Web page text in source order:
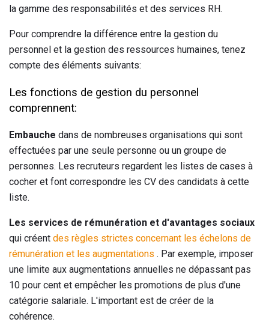
la gamme des responsabilités et des services RH.
Pour comprendre la différence entre la gestion du
personnel et la gestion des ressources humaines, tenez
compte des éléments suivants:
Les fonctions de gestion du personnel
comprennent:
Embauche dans de nombreuses organisations qui sont
effectuées par une seule personne ou un groupe de
personnes. Les recruteurs regardent les listes de cases à
cocher et font correspondre les CV des candidats à cette
liste.
Les services de rémunération et d'avantages sociaux
qui créent des règles strictes concernant les échelons de
rémunération et les augmentations . Par exemple, imposer
une limite aux augmentations annuelles ne dépassant pas
10 pour cent et empêcher les promotions de plus d'une
catégorie salariale. L'important est de créer de la
cohérence.